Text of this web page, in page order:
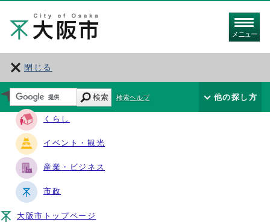
メニュー
閉じる
サイト・ナビ
くらし
イベント・観光
産業・ビジネス
市政
大阪市トップページ
検索 検索ヘルプ 他の探し方